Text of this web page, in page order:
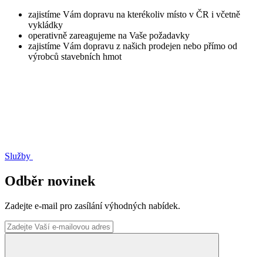
zajistíme Vám dopravu na kterékoliv místo v ČR i včetně
vykládky
operativně zareagujeme na Vaše požadavky
zajistíme Vám dopravu z našich prodejen nebo přímo od
výrobců stavebních hmot
Služby
Odběr novinek
Zadejte e-mail pro zasílání výhodných nabídek.